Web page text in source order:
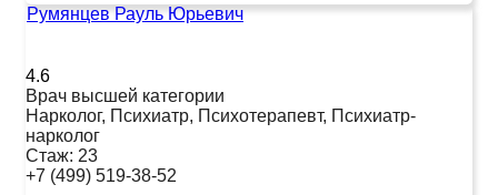
Румянцев Рауль Юрьевич
4.6
Врач высшей категории
Нарколог, Психиатр, Психотерапевт, Психиатр-
нарколог
Стаж: 23
+7 (499) 519-38-52